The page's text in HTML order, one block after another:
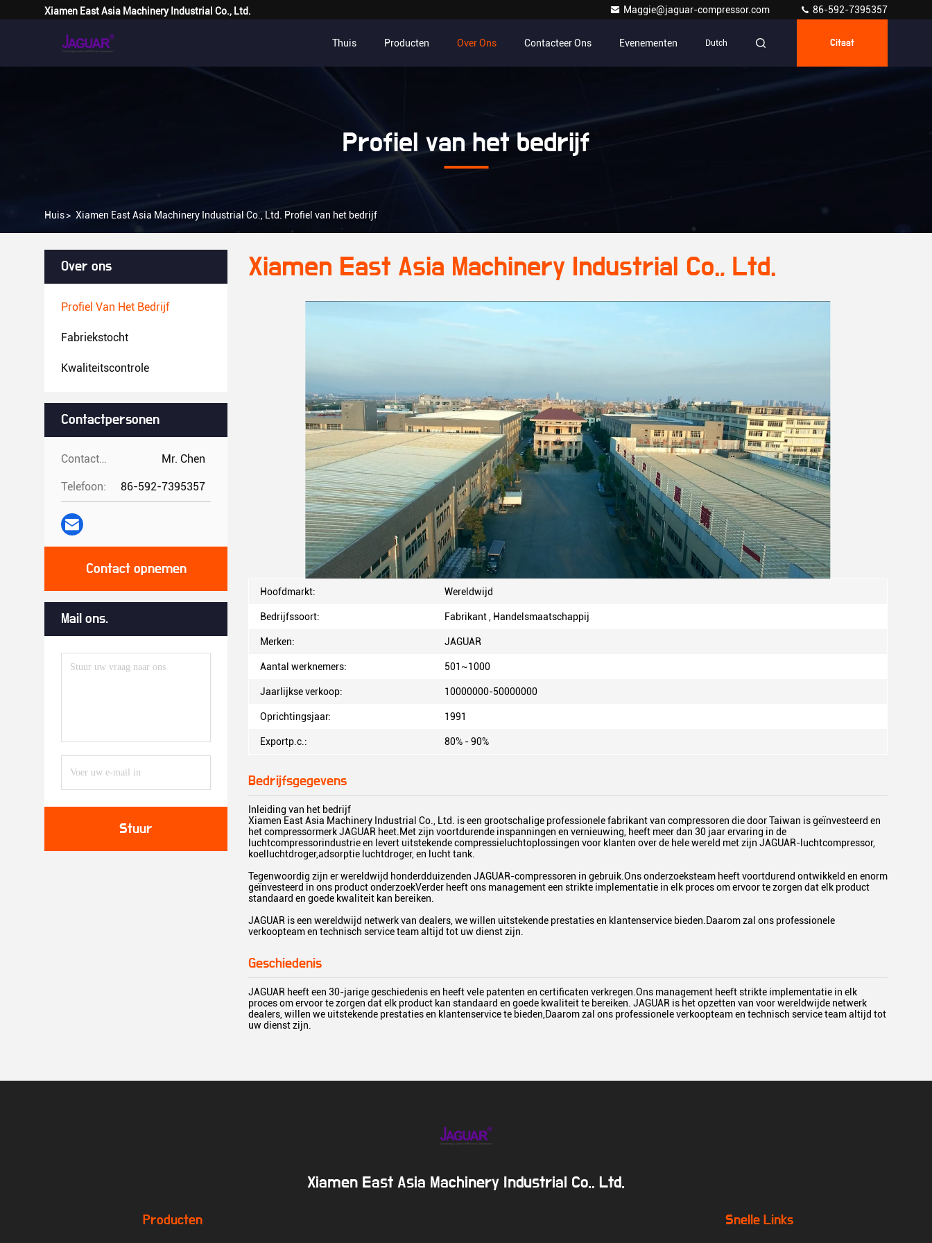
Xiamen East Asia Machinery Industrial Co., Ltd. Maggie@jaguar-compressor.com 86-592-7395357
Thuis Producten Over Ons Contacteer Ons Evenementen Dutch Citaat
Profiel van het bedrijf
Huis> Xiamen East Asia Machinery Industrial Co., Ltd. Profiel van het bedrijf
Over ons
Profiel Van Het Bedrijf
Fabriekstocht
Kwaliteitscontrole
Contactpersonen
Contactpersonen: Mr. Chen
Telefoon: 86-592-7395357
Contact opnemen
Mail ons.
Stuur
Xiamen East Asia Machinery Industrial Co., Ltd.
Hoofdmarkt: Wereldwijd
Bedrijfssoort: Fabrikant , Handelsmaatschappij
Merken: JAGUAR
Aantal werknemers: 501~1000
Jaarlijkse verkoop: 10000000-50000000
Oprichtingsjaar: 1991
Exportp.c.: 80% - 90%
Bedrijfsgegevens
Inleiding van het bedrijf
Xiamen East Asia Machinery Industrial Co., Ltd. is een grootschalige professionele fabrikant van compressoren die door Taiwan is geïnvesteerd en
het compressormerk JAGUAR heet.Met zijn voortdurende inspanningen en vernieuwing, heeft meer dan 30 jaar ervaring in de
luchtcompressorindustrie en levert uitstekende compressieluchtoplossingen voor klanten over de hele wereld met zijn JAGUAR-luchtcompressor,
koelluchtdroger,adsorptie luchtdroger, en lucht tank.
Tegenwoordig zijn er wereldwijd honderdduizenden JAGUAR-compressoren in gebruik.Ons onderzoeksteam heeft voortdurend ontwikkeld en enorm
geïnvesteerd in ons product onderzoekVerder heeft ons management een strikte implementatie in elk proces om ervoor te zorgen dat elk product
standaard en goede kwaliteit kan bereiken.
JAGUAR is een wereldwijd netwerk van dealers, we willen uitstekende prestaties en klantenservice bieden.Daarom zal ons professionele
verkoopteam en technisch service team altijd tot uw dienst zijn.
Geschiedenis
JAGUAR heeft een 30-jarige geschiedenis en heeft vele patenten en certificaten verkregen.Ons management heeft strikte implementatie in elk
proces om ervoor te zorgen dat elk product kan standaard en goede kwaliteit te bereiken. JAGUAR is het opzetten van voor wereldwijde netwerk
dealers, willen we uitstekende prestaties en klantenservice te bieden,Daarom zal ons professionele verkoopteam en technisch service team altijd tot
uw dienst zijn.
Xiamen East Asia Machinery Industrial Co., Ltd.
Producten Snelle Links